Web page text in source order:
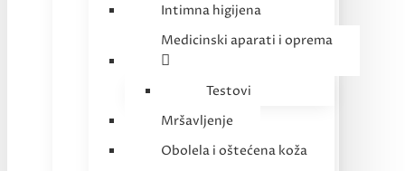
Intimna higijena
Medicinski aparati i oprema
Testovi
Mršavljenje
Obolela i oštećena koža